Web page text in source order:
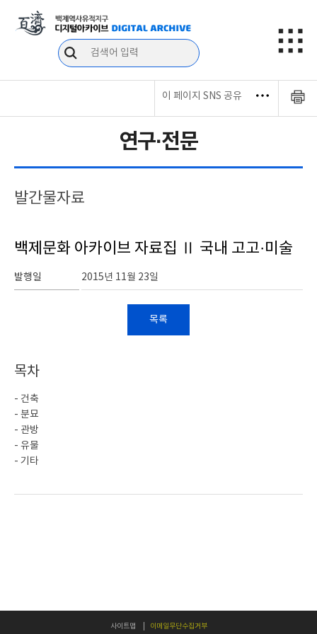
이 페이지 SNS 공유
연구·전문
발간물자료
백제문화 아카이브 자료집 Ⅱ 국내 고고·미술
발행일 2015년 11월 23일
목록
목차
- 건축
- 분묘
- 관방
- 유물
- 기타
사이트맵 이메일무단수집거부